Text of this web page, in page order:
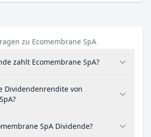
zu Ecomembrane SpA
zahlt Ecomembrane SpA?
Dividendenrendite von
SpA Dividende?